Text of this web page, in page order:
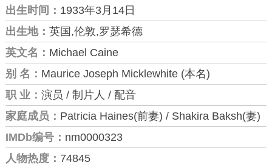
出生时间： 1933年3月14日
出生地： 英国,伦敦,罗瑟希德
英文名： Michael Caine
别 名： Maurice Joseph Micklewhite (本名)
职 业： 演员 / 制片人 / 配音
家庭成员： Patricia Haines(前妻) / Shakira Baksh(妻)
IMDb编号： nm0000323
人物热度： 74845